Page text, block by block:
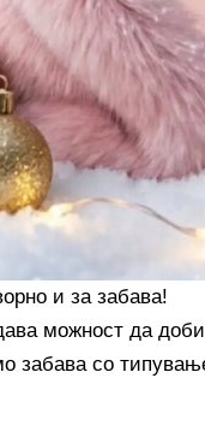
и за забава!
можност да
забава со